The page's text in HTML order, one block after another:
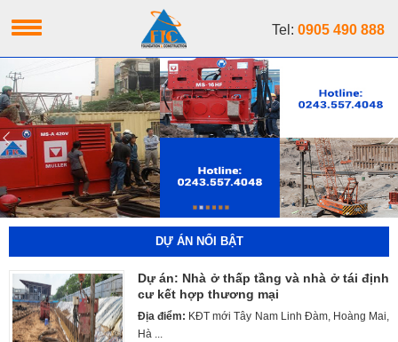
Tel: 0905 490 888
DỰ ÁN NỔI BẬT
Dự án: Nhà ở thấp tầng và nhà ở tái định
cư kết hợp thương mại
Địa điểm: KĐT mới Tây Nam Linh Đàm, Hoàng Mai,
Hà ...